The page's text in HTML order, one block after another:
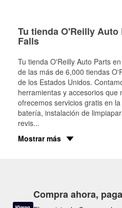
Tu tienda O'Reilly Auto
Falls
Tu tienda O'Reilly Auto Parts en
de las más de 6,000 tiendas
de los Estados Unidos.
herramientas y accesorios que
ofrecemos servicios gratis en
batería, instalación de
revis...
Mostrar más
Compra ahora,